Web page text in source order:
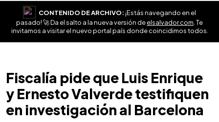
CONTENIDO DE ARCHIVO:¡Estás navegando en el
pasado! 🚀 Da el salto a la nueva versión deelsalvador.com . Te
invitamos a visitar el nuevo portal país donde coincidimos todos.
Fiscalía pide que Luis Enrique
y Ernesto Valverde testifiquen
en investigación al Barcelona